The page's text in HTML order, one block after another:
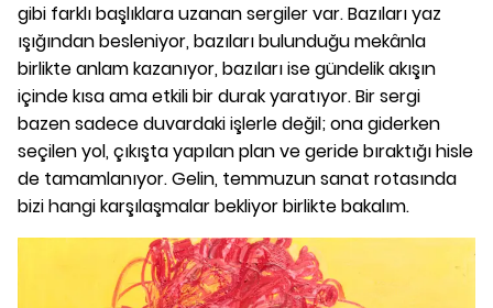
gibi farklı başlıklara uzanan sergiler var. Bazıları yaz
ışığından besleniyor, bazıları bulunduğu mekânla
birlikte anlam kazanıyor, bazıları ise gündelik akışın
içinde kısa ama etkili bir durak yaratıyor. Bir sergi
bazen sadece duvardaki işlerle değil; ona giderken
seçilen yol, çıkışta yapılan plan ve geride bıraktığı hisle
de tamamlanıyor. Gelin, temmuzun sanat rotasında
bizi hangi karşılaşmalar bekliyor birlikte bakalım.